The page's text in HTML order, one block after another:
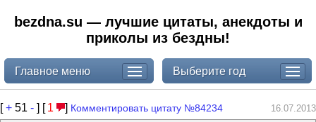
bezdna.su — лучшие цитаты, анекдоты и
приколы из бездны!
Главное меню Выберите год
[+ 51 - ] [ 1 ] Комментировать цитату №84234 16.07.2013